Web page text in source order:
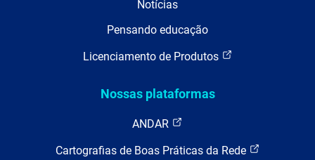
Notícias
Pensando educação
Licenciamento de Produtos
Nossas plataformas
ANDAR
Cartografias de Boas Práticas da Rede